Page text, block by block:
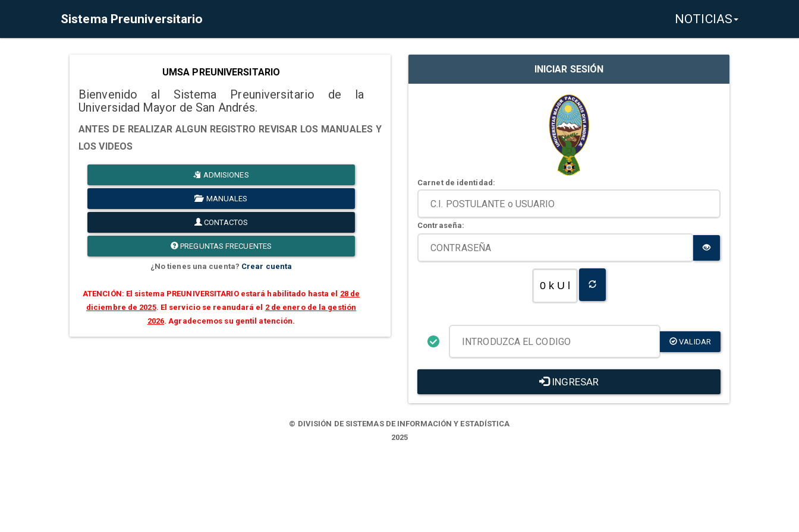
Sistema Preuniversitario NOTICIAS
UMSA PREUNIVERSITARIO
Bienvenido al Sistema Preuniversitario de la
Universidad Mayor de San Andrés.
ANTES DE REALIZAR ALGUN REGISTRO REVISAR LOS MANUALES Y
LOS VIDEOS
ADMISIONES
MANUALES
CONTACTOS
PREGUNTAS FRECUENTES
¿No tienes una cuenta? Crear cuenta
ATENCIÓN: El sistema PREUNIVERSITARIO estará habilitado hasta el 28 de
diciembre de 2025. El servicio se reanudará el 2 de enero de la gestión
2026. Agradecemos su gentil atención.
INICIAR SESIÓN
Carnet de identidad:
Contraseña:
0 k U l
VALIDAR
INGRESAR
© DIVISIÓN DE SISTEMAS DE INFORMACIÓN Y ESTADÍSTICA
2025